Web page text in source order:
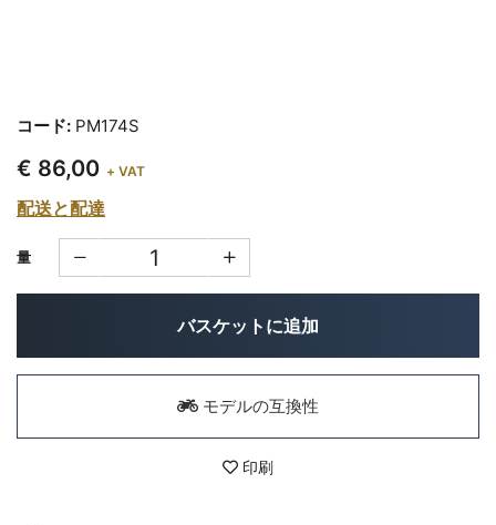
コード: PM174S
€ 86,00 + VAT
配送と配達
量
バスケットに追加
モデルの互換性
印刷